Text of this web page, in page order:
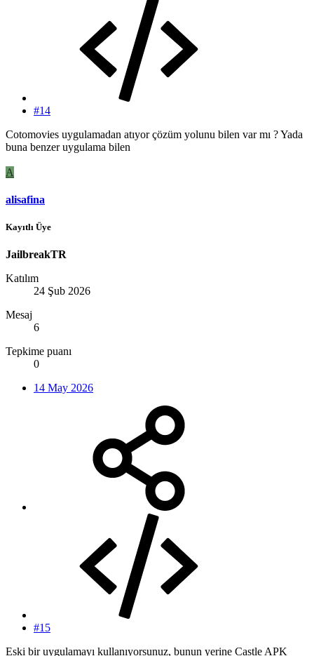
#14
Cotomovies uygulamadan atıyor çözüm yolunu bilen var mı ? Yada
buna benzer uygulama bilen
A
alisafina
Kayıtlı Üye
JailbreakTR
Katılım
24 Şub 2026
Mesaj
6
Tepkime puanı
0
14 May 2026
#15
Eski bir uygulamayı kullanıyorsunuz, bunun yerine Castle APK